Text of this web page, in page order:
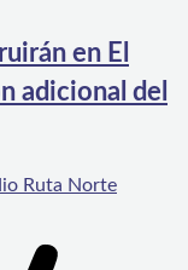
en El
adicional del
Ruta Norte